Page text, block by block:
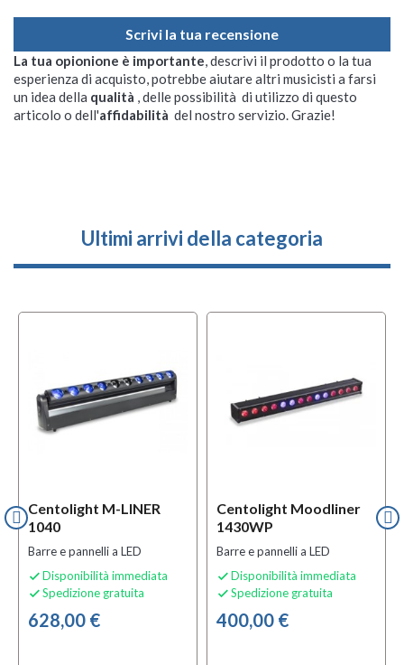
Scrivi la tua recensione
La tua opionione è importante, descrivi il prodotto o la tua
esperienza di acquisto, potrebbe aiutare altri musicisti a farsi
un idea della qualità , delle possibilità di utilizzo di questo
articolo o dell'affidabilità del nostro servizio. Grazie!
Ultimi arrivi della categoria
Centolight M-LINER
1040
Barre e pannelli a LED
 Disponibilità immediata
 Spedizione gratuita
628,00 €
Centolight Moodliner
1430WP
Barre e pannelli a LED
 Disponibilità immediata
 Spedizione gratuita
400,00 €